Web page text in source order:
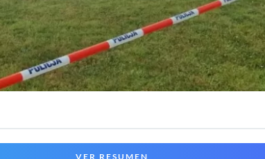
VER RESUMEN